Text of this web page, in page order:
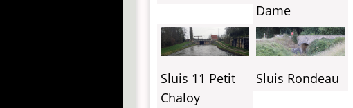
Dame
Sluis 11 Petit
Chaloy
Sluis Rondeau